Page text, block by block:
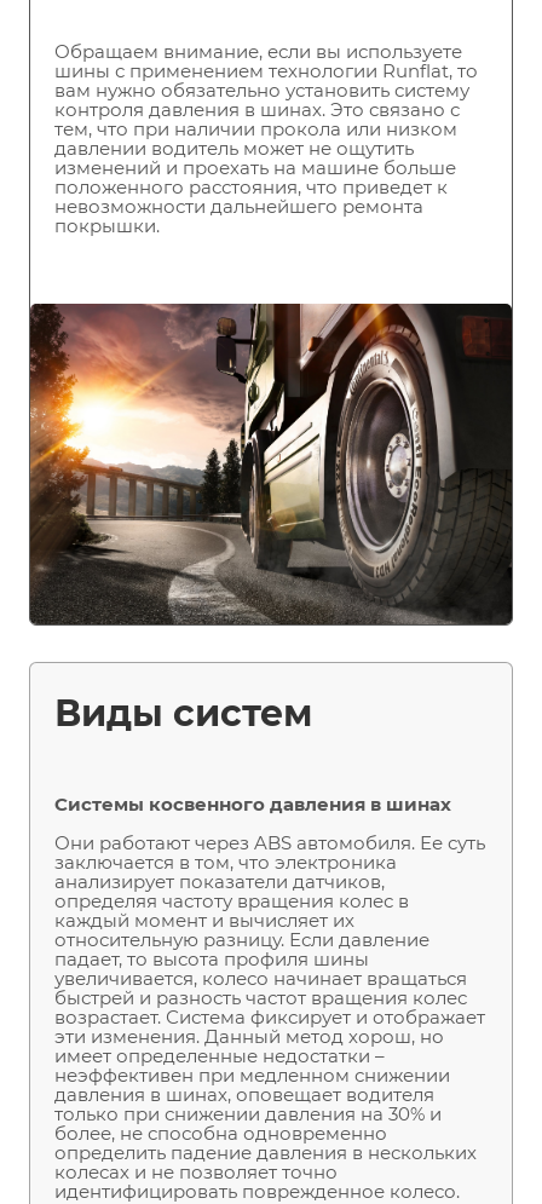
Обращаем внимание, если вы используете
шины с применением технологии Runflat, то
вам нужно обязательно установить систему
контроля давления в шинах. Это связано с
тем, что при наличии прокола или низком
давлении водитель может не ощутить
изменений и проехать на машине больше
положенного расстояния, что приведет к
невозможности дальнейшего ремонта
покрышки.
Виды систем
Системы косвенного давления в шинах
Они работают через ABS автомобиля. Ее суть
заключается в том, что электроника
анализирует показатели датчиков,
определяя частоту вращения колес в
каждый момент и вычисляет их
относительную разницу. Если давление
падает, то высота профиля шины
увеличивается, колесо начинает вращаться
быстрей и разность частот вращения колес
возрастает. Система фиксирует и отображает
эти изменения. Данный метод хорош, но
имеет определенные недостатки –
неэффективен при медленном снижении
давления в шинах, оповещает водителя
только при снижении давления на 30% и
более, не способна одновременно
определить падение давления в нескольких
колесах и не позволяет точно
идентифицировать поврежденное колесо.